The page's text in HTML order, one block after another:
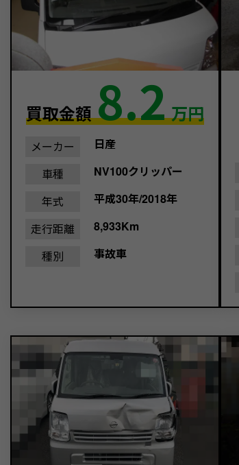
買取金額8.2 万円
メーカー
日産
車種
NV100クリッパー
年式
平成30年/2018年
走行距離
8,933Km
種別
事故車